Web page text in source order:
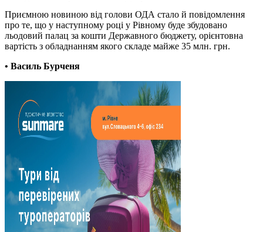
Приємною новиною від голови ОДА стало й повідомлення
про те, що у наступному році у Рівному буде збудовано
льодовий палац за кошти Державного бюджету, орієнтовна
вартість з обладнанням якого складе майже 35 млн. грн.
• Василь Бурченя